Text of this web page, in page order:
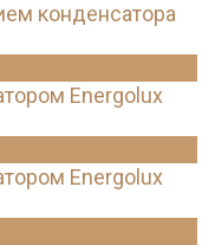
конденсатора
Energolux
Energolux